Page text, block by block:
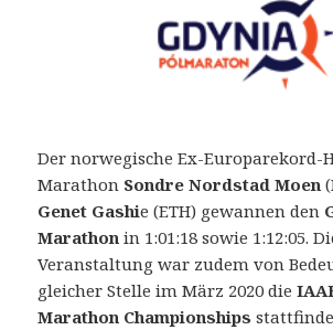
Der norwegische Ex-Europarekord-
Marathon Sondre Nordstad Moen
Genet Gashie (ETH) gewannen den
Marathon in 1:01:18 sowie 1:12:05.
Veranstaltung war zudem von
gleicher Stelle im März 2020 die
Marathon Championships